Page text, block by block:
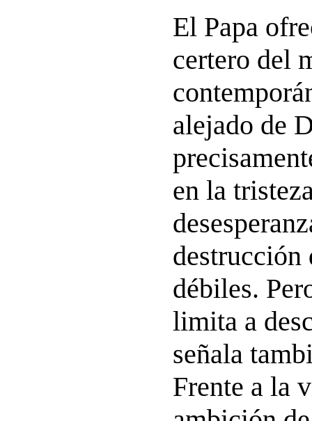
El Papa
certero del
alejado de
en la
destrucción
débiles.
limita a
señala
Frente a la